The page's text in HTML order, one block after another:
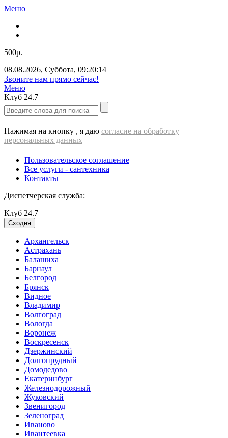
Меню
500р.
08.08.2026, Суббота, 09:20:14
Звоните нам прямо сейчас!
Меню
Клуб 24.7
Нажимая на кнопку , я даю согласие на обработку
персональных данных
Пользовательское соглашение
Все услуги - cантехника
Контакты
Диспетчерская служба:
Клуб 24.7
Сходня
Архангельск
Астрахань
Балашиха
Барнаул
Белгород
Брянск
Видное
Владимир
Волгоград
Вологда
Воронеж
Воскресенск
Дзержинский
Долгопрудный
Домодедово
Екатеринбург
Железнодорожный
Жуковский
Звенигород
Зеленоград
Иваново
Ивантеевка